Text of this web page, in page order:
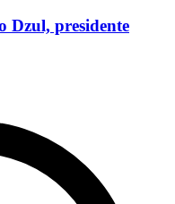
Dzul, presidente